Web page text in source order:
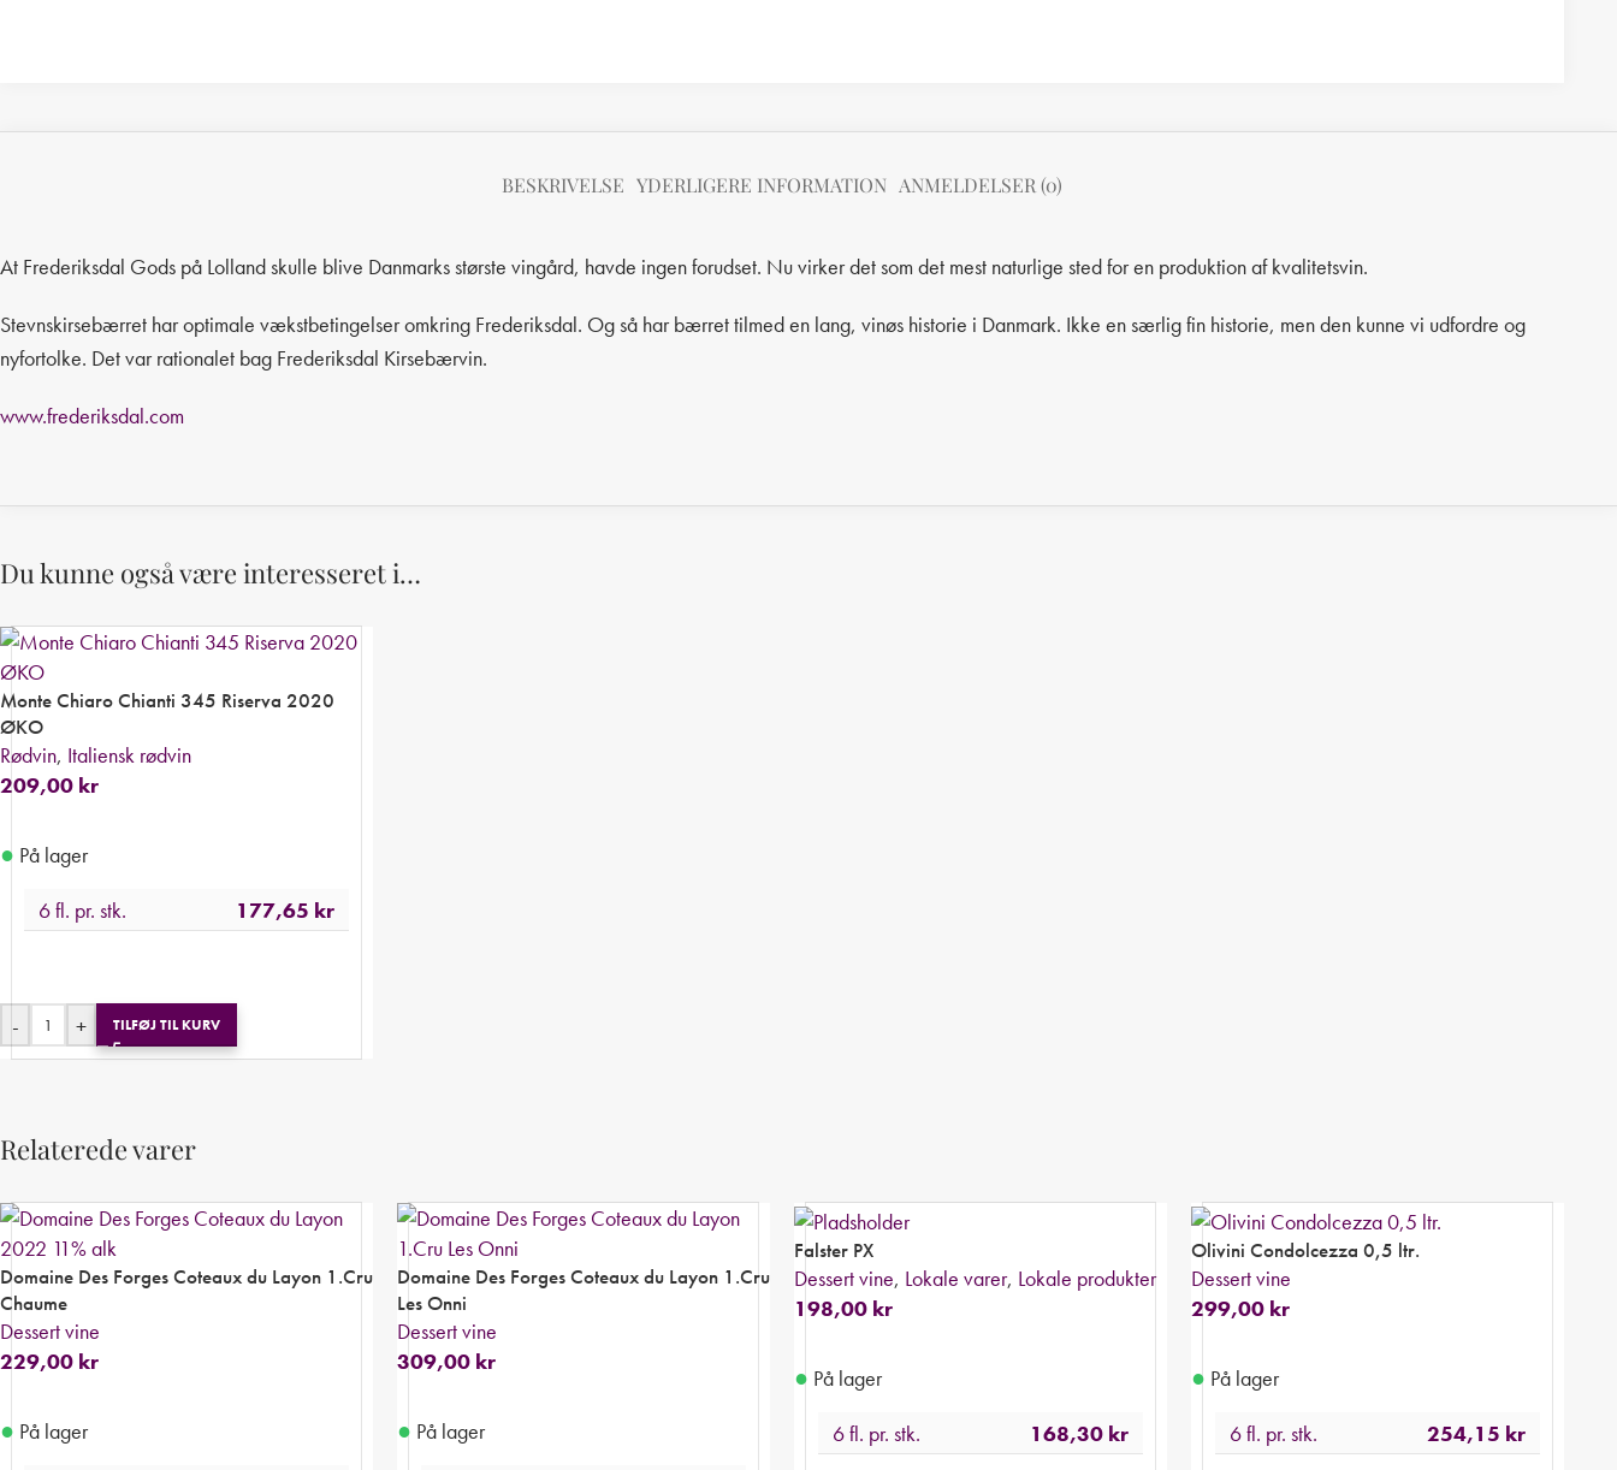
BESKRIVELSE YDERLIGERE INFORMATION ANMELDELSER (0)
At Frederiksdal Gods på Lolland skulle blive Danmarks største vingård, havde ingen forudset. Nu virker det som det mest naturlige sted for en produktion af kvalitetsvin.
Stevnskirsebærret har optimale vækstbetingelser omkring Frederiksdal. Og så har bærret tilmed en lang, vinøs historie i Danmark. Ikke en særlig fin historie, men den kunne vi udfordre og
nyfortolke. Det var rationalet bag Frederiksdal Kirsebærvin.
www.frederiksdal.com
Du kunne også være interesseret i…
Monte Chiaro Chianti 345 Riserva 2020
ØKO
Rødvin, Italiensk rødvin
209,00 kr
● På lager
6 fl. pr. stk.
177,65 kr
- + TILFØJ TIL KURV
Relaterede varer
Domaine Des Forges Coteaux du Layon 1.Cru
Chaume
Dessert vine
229,00 kr
● På lager
Domaine Des Forges Coteaux du Layon 1.Cru
Les Onni
Dessert vine
309,00 kr
● På lager
Falster PX
Dessert vine, Lokale varer, Lokale produkter
198,00 kr
● På lager
6 fl. pr. stk.
168,30 kr
Olivini Condolcezza 0,5 ltr.
Dessert vine
299,00 kr
● På lager
6 fl. pr. stk.
254,15 kr